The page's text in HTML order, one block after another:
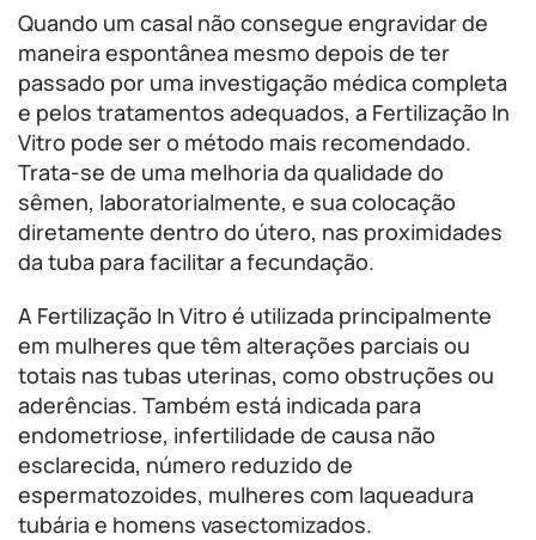
Quando um casal não consegue engravidar de
maneira espontânea mesmo depois de ter
passado por uma investigação médica completa
e pelos tratamentos adequados, a Fertilização In
Vitro pode ser o método mais recomendado.
Trata-se de uma melhoria da qualidade do
sêmen, laboratorialmente, e sua colocação
diretamente dentro do útero, nas proximidades
da tuba para facilitar a fecundação.
A Fertilização In Vitro é utilizada principalmente
em mulheres que têm alterações parciais ou
totais nas tubas uterinas, como obstruções ou
aderências. Também está indicada para
endometriose, infertilidade de causa não
esclarecida, número reduzido de
espermatozoides, mulheres com laqueadura
tubária e homens vasectomizados.